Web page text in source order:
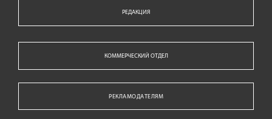
РЕДАКЦИЯ
КОММЕРЧЕСКИЙ ОТДЕЛ
РЕКЛАМОДАТЕЛЯМ